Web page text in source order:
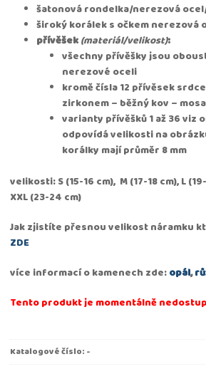
šatonová rondelka/nerezová
široký korálek s očkem nerezová
přívěšek(materiál/velikost):
všechny přívěšky jsou
nerezové oceli
kromě čísla 12 přívěsek
zirkonem – běžný kov –
varianty přívěšků 1 až 36 viz
odpovídá velikosti na
korálky mají průměr 8 mm
velikosti: S (15-16 cm), M (17-18 cm), L
XXL (23-24 cm)
Jak zjistíte přesnou velikost náramku
ZDE
více informací o kamenech zde:opál,
Tento produkt je momentálně
Katalogové číslo: -